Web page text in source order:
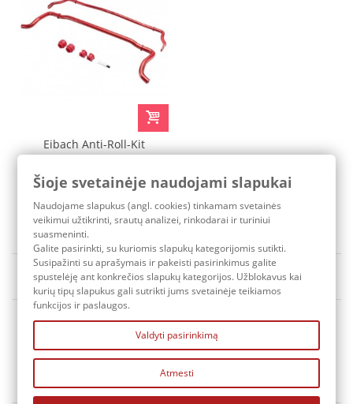
Eibach Anti-Roll-Kit
MINI (F56) MINI
CABRIOLET /
CONVERTIBLE (F57)
Pristatymo terminas: 3-7 d.d.
Rūšiuoti pagal
Šioje svetainėje naudojami slapukai
Naudojame slapukus (angl. cookies) tinkamam svetainės
veikimui užtikrinti, srautų analizei, rinkodarai ir turiniui
suasmeninti.
Galite pasirinkti, su kuriomis slapukų kategorijomis sutikti.
Susipažinti su aprašymais ir pakeisti pasirinkimus galite
spustelėję ant konkrečios slapukų kategorijos. Užblokavus kai
kurių tipų slapukus gali sutrikti jums svetainėje teikiamos
funkcijos ir paslaugos.
Valdyti pasirinkimą
Atmesti